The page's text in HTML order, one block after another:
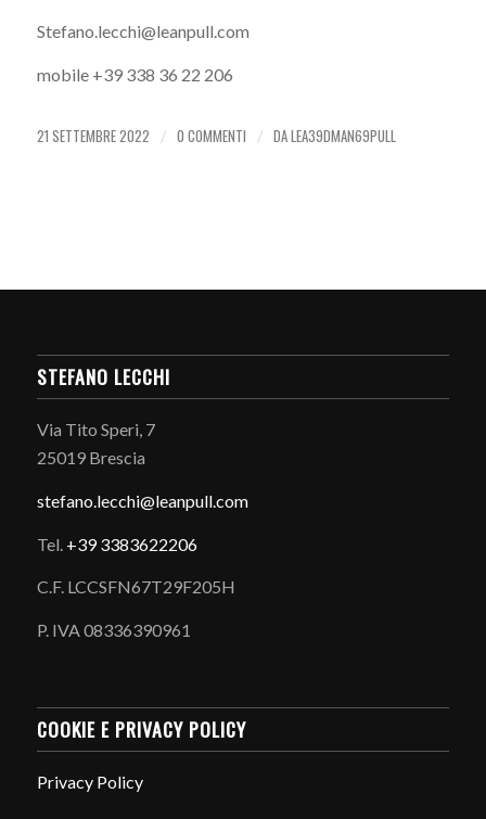
Stefano.lecchi@leanpull.com
mobile +39 338 36 22 206
21 SETTEMBRE 2022 / 0 COMMENTI / DALEA39DMAN69PULL
STEFANO LECCHI
Via Tito Speri, 7
25019 Brescia
stefano.lecchi@leanpull.com
Tel. +39 3383622206
C.F. LCCSFN67T29F205H
P. IVA 08336390961
COOKIE E PRIVACY POLICY
Privacy Policy